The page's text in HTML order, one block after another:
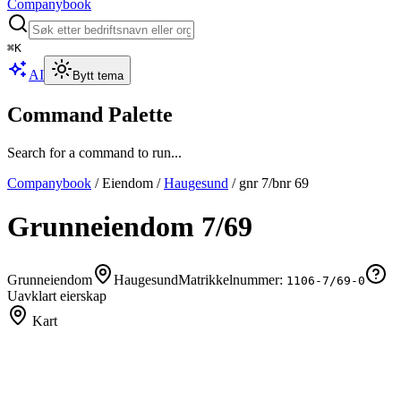
Companybook
⌘K
AI Bytt tema
Command Palette
Search for a command to run...
Companybook /Eiendom /Haugesund / gnr 7/bnr69
Grunneiendom 7/69
Grunneiendom HaugesundMatrikkelnummer: 1106-7/69-0
Uavklart eierskap
Kart